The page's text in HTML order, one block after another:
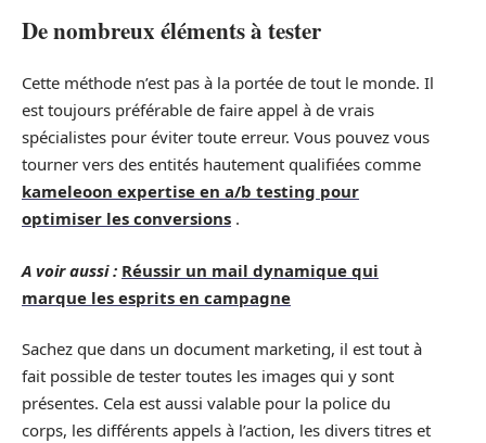
De nombreux éléments à tester
Cette méthode n’est pas à la portée de tout le monde. Il
est toujours préférable de faire appel à de vrais
spécialistes pour éviter toute erreur. Vous pouvez vous
tourner vers des entités hautement qualifiées comme
kameleoon expertise en a/b testing pour
optimiser les conversions .
A voir aussi : Réussir un mail dynamique qui
marque les esprits en campagne
Sachez que dans un document marketing, il est tout à
fait possible de tester toutes les images qui y sont
présentes. Cela est aussi valable pour la police du
corps, les différents appels à l’action, les divers titres et